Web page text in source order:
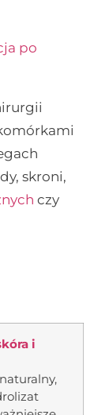
po
skroni,
czy
i